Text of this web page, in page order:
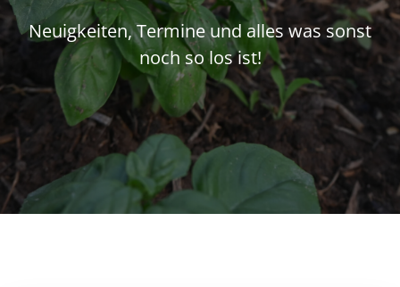
Neuigkeiten, Termine und alles was sonst
noch so los ist!